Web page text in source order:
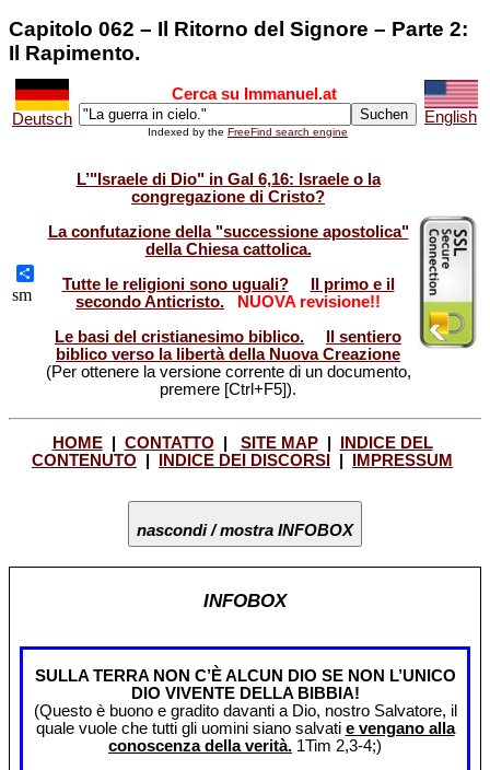
Capitolo 062 – Il Ritorno del Signore – Parte 2:
Il Rapimento.
Deutsch
Cerca su Immanuel.at
Indexed by the FreeFind search engine
English
Share
sm
L’"Israele di Dio" in Gal 6,16: Israele o la
congregazione di Cristo?
La confutazione della "successione apostolica"
della Chiesa cattolica.
Tutte le religioni sono uguali?
Il primo e il
secondo Anticristo.
NUOVA revisione!!
Le basi del cristianesimo biblico.
Il sentiero
biblico verso la libertà della Nuova Creazione
(Per ottenere la versione corrente di un documento,
premere [Ctrl+F5]).
HOME| CONTATTO SITE MAP|
INDICE DEL
CONTENUTO
INDICE DEI DISCORSI IMPRESSUM
nascondi / mostra INFOBOX
INFOBOX
SULLA TERRA NON C’È ALCUN DIO SE NON L’UNICO
DIO VIVENTE DELLA BIBBIA!
(Questo è buono e gradito davanti a Dio, nostro Salvatore, il
quale vuole che tutti gli uomini siano salvati e vengano alla
conoscenza della verità. 1Tim 2,3-4;)